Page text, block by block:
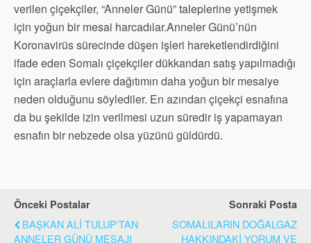
verilen çiçekçiler, “Anneler Günü” taleplerine yetişmek
için yoğun bir mesai harcadılar.Anneler Günü’nün
Koronavirüs sürecinde düşen işleri hareketlendirdiğini
ifade eden Somalı çiçekçiler dükkandan satış yapılmadığı
için araçlarla evlere dağıtımın daha yoğun bir mesaiye
neden olduğunu söylediler. En azından çiçekçi esnafına
da bu şekilde izin verilmesi uzun süredir iş yapamayan
esnafın bir nebzede olsa yüzünü güldürdü.
Önceki Postalar
BAŞKAN ALİ TULUP'TAN
ANNELER GÜNÜ MESAJI
Sonraki Posta
SOMALILARIN DOĞALGAZ
HAKKINDAKİ YORUM VE